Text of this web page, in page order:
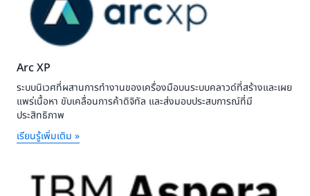
Arc XP
ระบบนิเวศที่ผสานการทำงานของเครื่องมือบนระบบคลาวด์ที่สร้างและเผย
แพร่เนื้อหา ขับเคลื่อนการค้าดิจิทัล และส่งมอบประสบการณ์ที่มี
ประสิทธิภาพ
เรียนรู้เพิ่มเติม »